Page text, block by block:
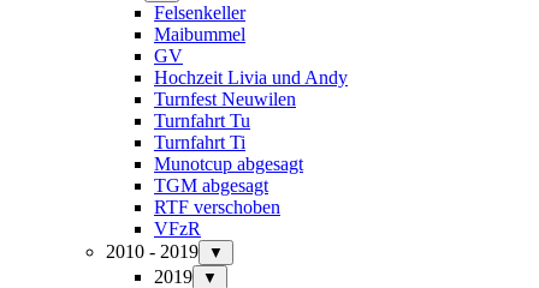
Felsenkeller
Maibummel
GV
Hochzeit Livia und Andy
Turnfest Neuwilen
Turnfahrt Tu
Turnfahrt Ti
Munotcup abgesagt
TGM abgesagt
RTF verschoben
VFzR
2010 - 2019
▼
2019 ▼